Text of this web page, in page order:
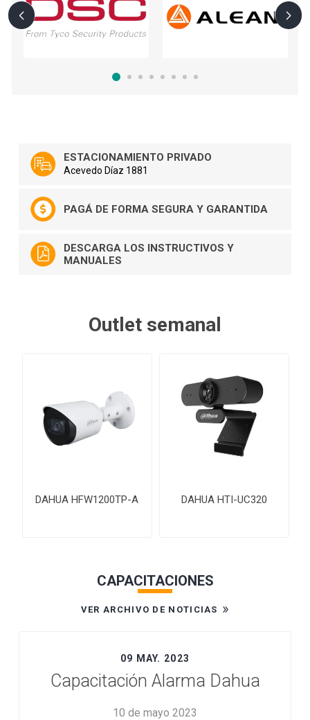
ESTACIONAMIENTO PRIVADO
Acevedo Díaz 1881
PAGÁ DE FORMA SEGURA Y GARANTIDA
DESCARGA LOS INSTRUCTIVOS Y
MANUALES
Outlet semanal
DAHUA HFW1200TP-A DAHUA HTI-UC320
CAPACITACIONES
VER ARCHIVO DE NOTICIAS
09 MAY. 2023
Capacitación Alarma Dahua
10 de mayo 2023